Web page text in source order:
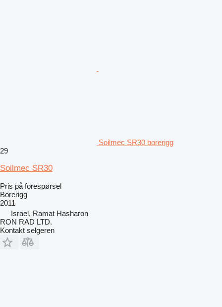
Soilmec SR30 borerigg
29
Soilmec SR30
Pris på forespørsel
Borerigg
2011
Israel, Ramat Hasharon
RON RAD LTD.
Kontakt selgeren